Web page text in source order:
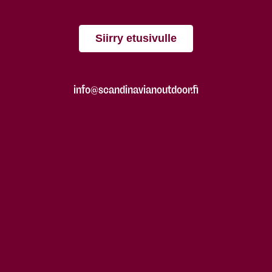
Siirry etusivulle
info@scandinavianoutdoor.fi